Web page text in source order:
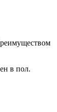
в пол.